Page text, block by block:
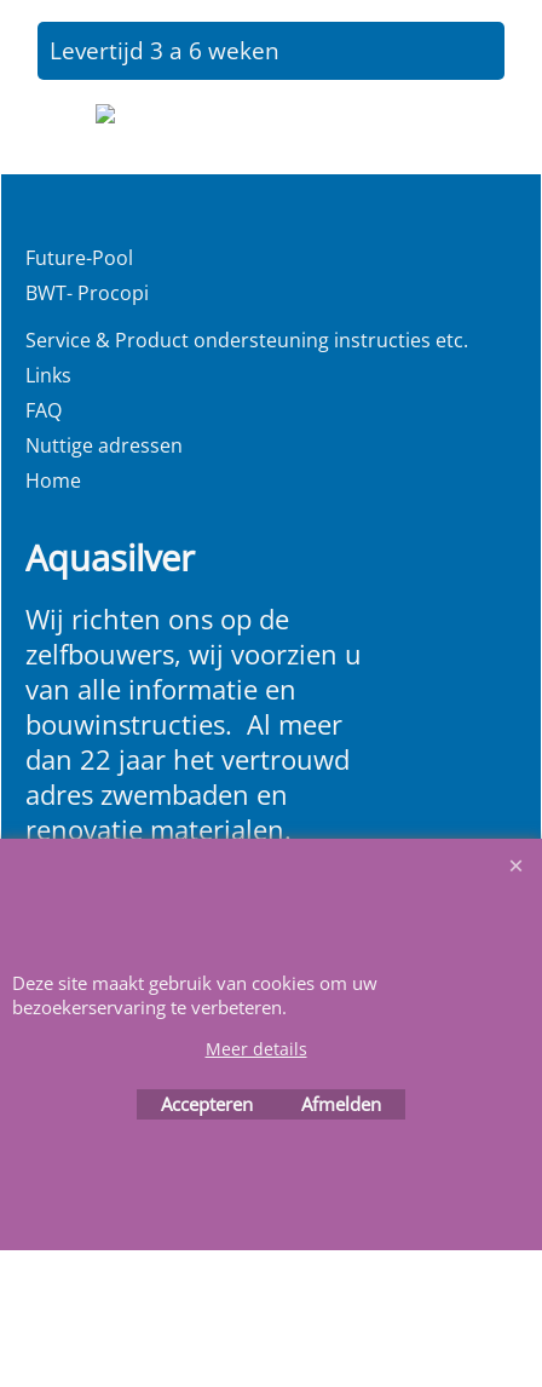
Levertijd 3 a 6 weken
Future-Pool
BWT- Procopi
Service & Product ondersteuning instructies etc.
Links
FAQ
Nuttige adressen
Home
Aquasilver
Wij richten ons op de
zelfbouwers, wij voorzien u
van alle informatie en
bouwinstructies. Al meer
dan 22 jaar het vertrouwd
adres zwembaden en
renovatie materialen.
Webwinkel gemaakt met
Deze site maakt gebruik van cookies om uw
bezoekerservaring te verbeteren.
Meer details
Accepteren Afmelden